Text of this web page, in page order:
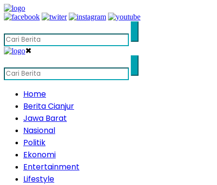
✖
Home
Berita Cianjur
Jawa Barat
Nasional
Politik
Ekonomi
Entertainment
Lifestyle